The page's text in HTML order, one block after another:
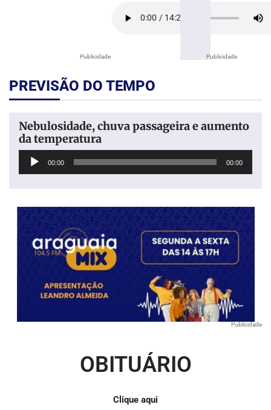
Publicidade Publicidade
PREVISÃO DO TEMPO
Nebulosidade, chuva passageira e aumento
da temperatura
Tocador
00:00 00:00
Publicidade
OBITUÁRIO
Clique aqui